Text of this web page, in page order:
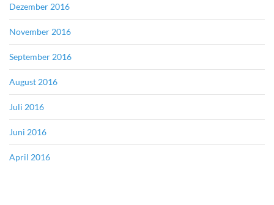
Dezember 2016
November 2016
September 2016
August 2016
Juli 2016
Juni 2016
April 2016